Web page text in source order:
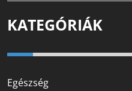
KATEGÓRIÁK
Egészség